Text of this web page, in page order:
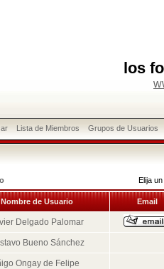
los
Lista de Miembros Grupos de Usuarios
Elija
Nombre de Usuario Email
Delgado Palomar
Bueno Sánchez
Ongay de Felipe